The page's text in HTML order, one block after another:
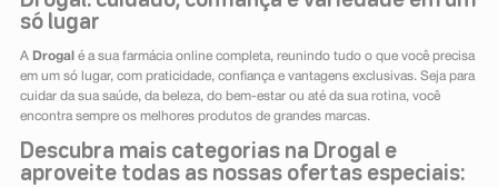
só lugar
A Drogal é a sua farmácia online completa, reunindo tudo o que você precisa
em um só lugar, com praticidade, confiança e vantagens exclusivas. Seja para
cuidar da sua saúde, da beleza, do bem-estar ou até da sua rotina, você
encontra sempre os melhores produtos de grandes marcas.
Descubra mais categorias na Drogal e
aproveite todas as nossas ofertas especiais: